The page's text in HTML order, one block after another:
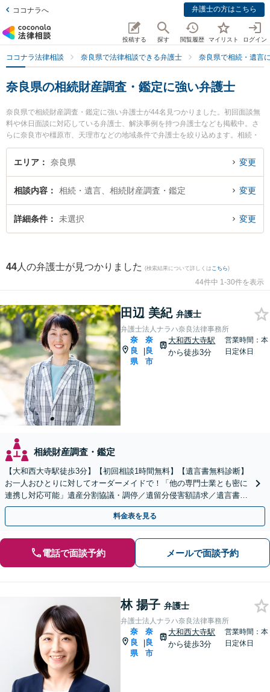
ココナラへ 弁護士の方はこちら
投稿する 探す 閲覧履歴 マイリスト ログイン
ココナラ法律相談 奈良県で法律相談できる弁護士 奈良県で相続・遺言
奈良県の相続財産調査・鑑定に強い弁護士
奈良県で相続財産調査・鑑定に強い弁護士が44名見つかりました。初回面談無
料や休日面談に対応している弁護士、解決事例を持つ弁護士なども掲載中。さ
らに奈良市や橿原市、天理市などの地域条件で弁護士を絞り込めます。相続・
遺言に関係する家族間の相続トラブルや認知症の相続、遺産分割等の細かな分
野での絞り込み検索もでき便利です。特に弁護士法人ナラハ奈良法律事務所の
されています。『奈良県で土日や夜間に発生した相続財産調査・鑑定のトラブ
ルを今すぐに弁護士に相談したい』『相続財産調査・鑑定のトラブル解決の実
績豊富な近くの弁護士を検索したい』『初回相談無料で相続財産調査・鑑定を
エリア 奈良県 変更
相談内容 相続・遺言、相続財産調査・鑑定 変更
詳細条件 未選択 変更
44 人の弁護士が見つかりました (検索結果について詳しくは こちら)
44件中 1-30件を表示
田辺 美紀 弁護士
弁護士法人ナラハ奈良法律事務所
奈
良
県
|
奈
良
市
大和西大寺駅
から徒歩3分
営業時間：本
日定休日
相続財産調査・鑑定
【大和西大寺駅徒歩3分】【初回相談1時間無料】【遺言書無料診断】
お一人おひとりに対してオーダーメイドで！「他の専門士業とも密に
連携し対応可能」遺産分割協議・調停／遺留分侵害額請求／遺言書作
成／相続放棄など【土曜・夜間対応可】【完全個室対応】
料金表を見る
電話で面談予約 メールで面談予約
林 揚子 弁護士
弁護士法人ナラハ奈良法律事務所
奈
良
県
|
奈
良
市
大和西大寺駅
から徒歩3分
営業時間：本
日定休日